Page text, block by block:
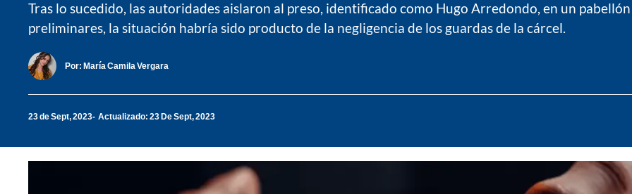
Tras lo sucedido, las autoridades aislaron al preso, identificado como Hugo Arredondo, en un
preliminares, la situación habría sido producto de la negligencia de los guardas de la cárcel.
Por: María Camila Vergara
23 de Sept, 2023 Actualizado: 23 De Sept, 2023